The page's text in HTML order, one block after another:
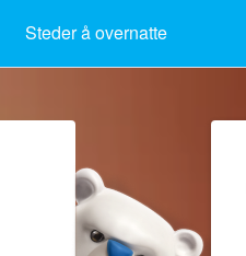
Steder å overnatte